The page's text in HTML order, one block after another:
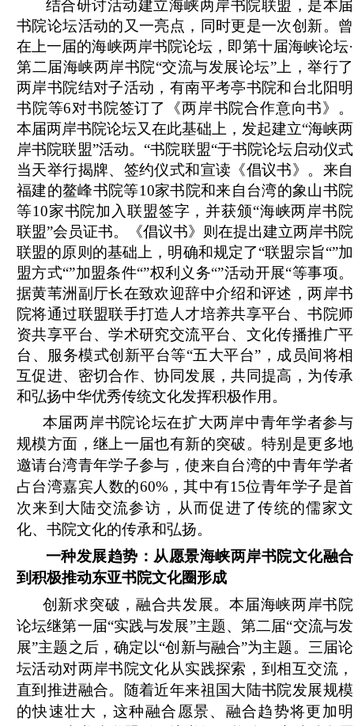
结合研讨活动建立海峡两岸书院联盟，是本届
书院论坛活动的又一亮点，同时更是一次创新。曾
在上一届的海峡两岸书院论坛，即第十届海峡论坛·
第二届海峡两岸书院“交流与发展论坛”上，举行了
两岸书院结对子活动，有南平考亭书院和台北阳明
书院等6对书院签订了《两岸书院合作意向书》。
本届两岸书院论坛又在此基础上，发起建立“海峡两
岸书院联盟”活动。“书院联盟“于书院论坛启动仪式
当天举行揭牌、签约仪式和宣读《倡议书》。来自
福建的鳌峰书院等10家书院和来自台湾的象山书院
等10家书院加入联盟签字，并获颁“海峡两岸书院
联盟”会员证书。《倡议书》则在提出建立两岸书院
联盟的原则的基础上，明确和规定了“联盟宗旨“”加
盟方式“”加盟条件“”权利义务“”活动开展“等事项。
据黄苇洲副厅长在致欢迎辞中介绍和评述，两岸书
院将通过联盟联手打造人才培养共享平台、书院师
资共享平台、学术研究交流平台、文化传播推广平
台、服务模式创新平台等“五大平台”，成员间将相
互促进、密切合作、协同发展，共同提高，为传承
和弘扬中华优秀传统文化发挥积极作用。
本届两岸书院论坛在扩大两岸中青年学者参与
规模方面， 继上一届也有新的突破。特别是更多地
邀请台湾青年学子参与 ，使来自台湾的中青年学者
占台湾嘉宾人数的60%，其中有15位青年学子是首
次来到大陆交流参访，从而促进了传统的儒家文
化、书院文化的传承和弘扬。
一种发展趋势：从愿景海峡两岸书院文化融合
到积极推动东亚书院文化圈形成
创新求突破，融合共发展。本届海峡两岸书院
论坛继第一届“实践与发展”主题、第二届“交流与发
展”主题之后，确定以“创新与融合”为主题。三届论
坛活动对两岸书院文化从实践探索，到相互交流，
直到推进融合。随着近年来祖国大陆书院发展规模
的快速壮大，这种融合愿景、融合趋势将更加明